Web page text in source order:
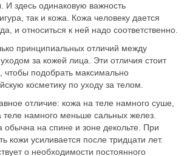
И здесь одинаковую важность
так и кожа. Кожа человеку дается
и относиться к ней надо соответственно.
принципиальных отличий между
за кожей лица. Эти отличия стоит
чтобы подобрать максимально
косметику по уходу за телом.
отличие: кожа на теле намного суше,
теле намного меньше сальных желез.
обычна на спине и зоне декольте. При
кожи усиливается после тридцати лет.
о необходимости постоянного